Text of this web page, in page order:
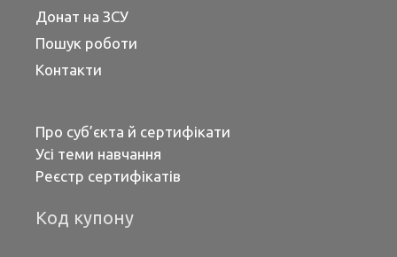
Донат на ЗСУ
Пошук роботи
Контакти
Про суб’єкта й сертифікати
Усі теми навчання
Реєстр сертифікатів
Код купону